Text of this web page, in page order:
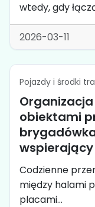
wtedy, gdy
2026-03-11
Pojazdy i środki
obiektami
Codzienne
między halami
placami...